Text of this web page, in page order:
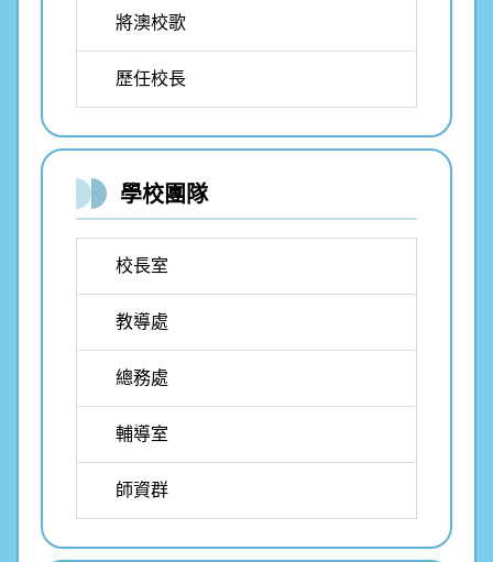
將澳校歌
歷任校長
學校團隊
校長室
教導處
總務處
輔導室
師資群